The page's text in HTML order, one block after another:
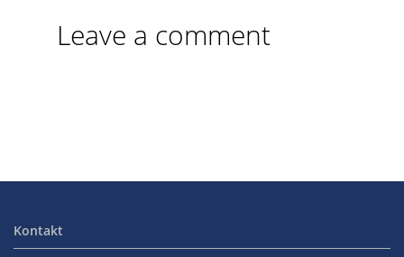
Leave a comment
Kontakt